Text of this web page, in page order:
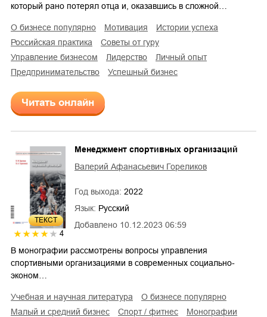
который рано потерял отца и, оказавшись в сложной…
о бизнесе популярно мотивация
истории успеха
российская практика
советы от гуру
управление бизнесом
лидерство
личный опыт
предпринимательство
успешный бизнес
Читать онлайн
ТЕКСТ
4
Добавлено 10.12.2023 06:59
Менеджмент спортивных организаций
Валерий Афанасьевич Гореликов
Год выхода: 2022
Язык: Русский
В монографии рассмотрены вопросы управления
спортивными организациями в современных социально-
эконом…
учебная и научная литература
о бизнесе популярно
малый и средний бизнес
спорт / фитнес
монографии